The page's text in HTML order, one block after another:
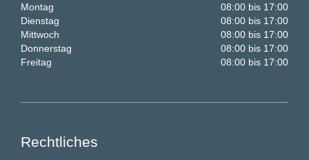
Montag
08:00 bis 17:00
Dienstag
08:00 bis 17:00
Mittwoch
08:00 bis 17:00
Donnerstag
08:00 bis 17:00
Freitag
08:00 bis 17:00
Rechtliches